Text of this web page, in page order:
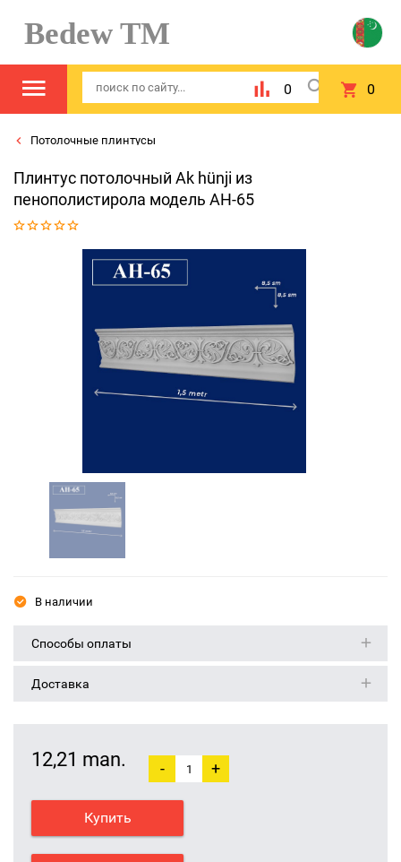
Bedew TM
0 0
Потолочные плинтусы
Плинтус потолочный Ak hünji из
пенополистирола модель AH-65
В наличии
Способы оплаты
Доставка
12,21 man. - +
Купить